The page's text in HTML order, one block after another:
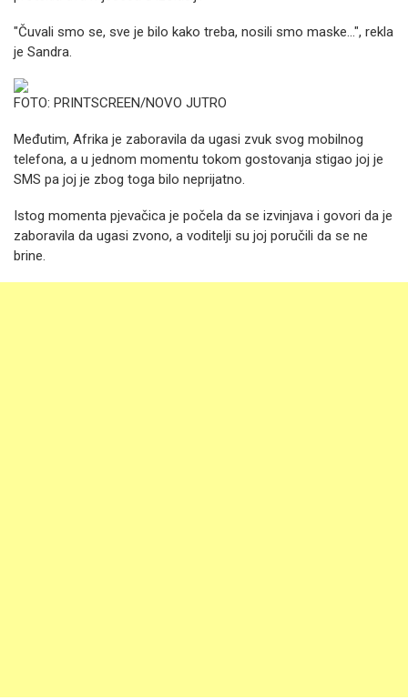
"Čuvali smo se, sve je bilo kako treba, nosili smo maske...", rekla
je Sandra.
FOTO: PRINTSCREEN/NOVO JUTRO
Međutim, Afrika je zaboravila da ugasi zvuk svog mobilnog
telefona, a u jednom momentu tokom gostovanja stigao joj je
SMS pa joj je zbog toga bilo neprijatno.
Istog momenta pjevačica je počela da se izvinjava i govori da je
zaboravila da ugasi zvono, a voditelji su joj poručili da se ne
brine.